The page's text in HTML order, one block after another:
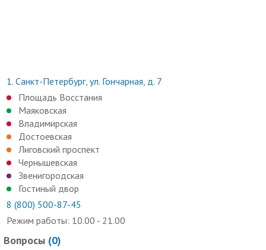
1. Санкт-Петербург, ул. Гончарная, д. 7
Площадь Восстания
Маяковская
Владимирская
Достоевская
Лиговский проспект
Чернышевская
Звенигородская
Гостиный двор
8 (800) 500-87-45
Режим работы: 10.00 - 21.00
Вопросы (0)